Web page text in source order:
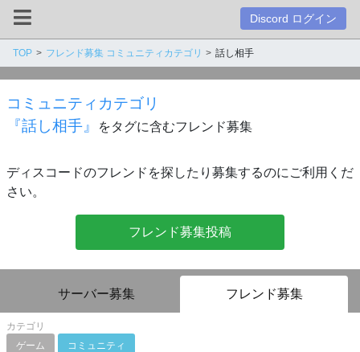
Discord ログイン
TOP フレンド募集 コミュニティカテゴリ 話し相手
コミュニティカテゴリ
『話し相手』
をタグに含むフレンド募集
ディスコードのフレンドを探したり募集するのにご利用くだ
さい。
フレンド募集投稿
サーバー募集 フレンド募集
カテゴリ
ゲーム
コミュニティ